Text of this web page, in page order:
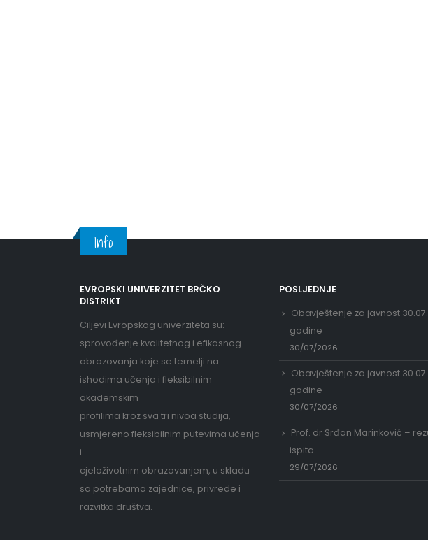
Info
EVROPSKI UNIVERZITET BRČKO
DISTRIKT
Ciljevi Evropskog univerziteta su:
sprovođenje kvalitetnog i efikasnog
obrazovanja koje se temelji na
ishodima učenja i fleksibilnim
akademskim
profilima kroz sva tri nivoa studija,
usmjereno fleksibilnim putevima učenja
i
cjeloživotnim obrazovanjem, u skladu
sa potrebama zajednice, privrede i
razvitka društva.
POSLJEDNJE
Obavještenje za javnost
godine
30/07/2026
Obavještenje za javnost
godine
30/07/2026
Prof. dr Srđan Marinković –
ispita
29/07/2026